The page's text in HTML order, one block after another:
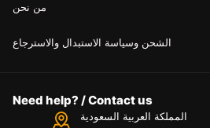
من نحن
الشحن وسياسة الاستبدال والاسترجاع
Need help? / Contact us
المملكة العربية السعودية